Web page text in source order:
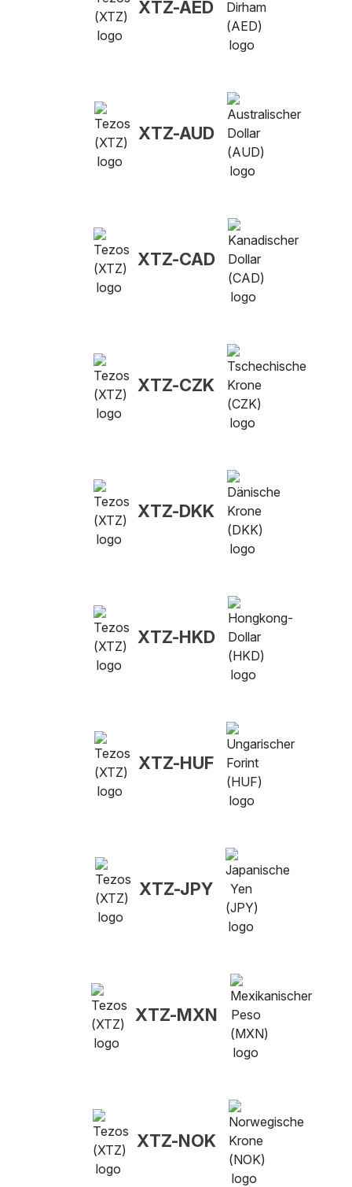
XTZ-AED
XTZ-AUD
XTZ-CAD
XTZ-CZK
XTZ-DKK
XTZ-HKD
XTZ-HUF
XTZ-JPY
XTZ-MXN
XTZ-NOK